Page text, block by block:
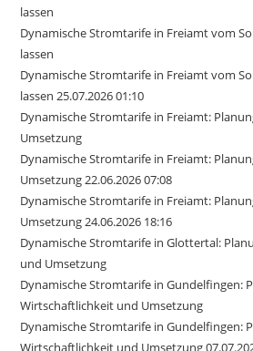
lassen
Dynamische Stromtarife in Freiamt vom
lassen
Dynamische Stromtarife in Freiamt vom
lassen 25.07.2026 01:10
Dynamische Stromtarife in Freiamt:
Umsetzung
Dynamische Stromtarife in Freiamt:
Umsetzung 22.06.2026 07:08
Dynamische Stromtarife in Freiamt:
Umsetzung 24.06.2026 18:16
Dynamische Stromtarife in Glottertal:
und Umsetzung
Dynamische Stromtarife in Gundelfingen:
Wirtschaftlichkeit und Umsetzung
Dynamische Stromtarife in Gundelfingen:
Wirtschaftlichkeit und Umsetzung